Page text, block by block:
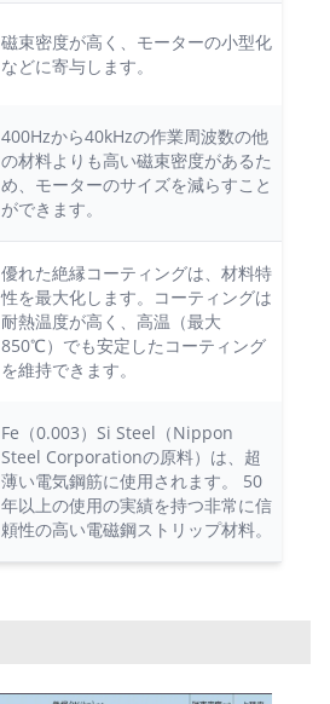
磁束密度が高く、モーターの小型化
などに寄与します。
400Hzから40kHzの作業周波数の他
の材料よりも高い磁束密度があるた
め、モーターのサイズを減らすこと
ができます。
優れた絶縁コーティングは、材料特
性を最大化します。コーティングは
耐熱温度が高く、高温（最大
850℃）でも安定したコーティング
を維持できます。
Fe（0.003）Si Steel（Nippon
Steel Corporationの原料）は、超
薄い電気鋼筋に使用されます。 50
年以上の使用の実績を持つ非常に信
頼性の高い電磁鋼ストリップ材料。